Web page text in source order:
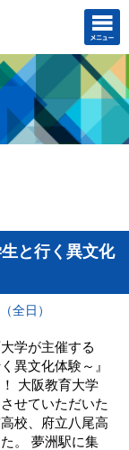
と行く異文化
全日）
学が主催する
異文化体験～』
大阪教育大学
せていただいた
校、府立八尾高
。 夢洲駅に集